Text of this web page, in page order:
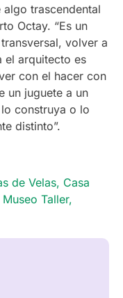
trascendental
Octay. “Es un
volver a
el arquitecto es
con el hacer con
un juguete a un
construya o lo
distinto”.
de Velas, Casa
Museo Taller,